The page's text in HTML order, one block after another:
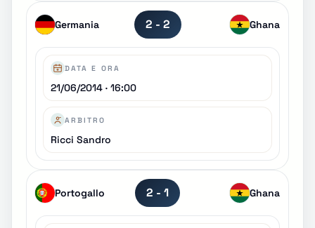
Germania 2 - 2 Ghana
DATA E ORA
21/06/2014 · 16:00
ARBITRO
Ricci Sandro
Portogallo 2 - 1 Ghana